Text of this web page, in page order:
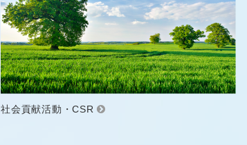
社会貢献活動・CSR